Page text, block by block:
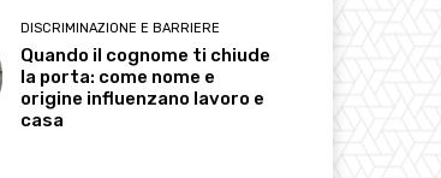
DISCRIMINAZIONE E BARRIERE
Quando il cognome ti chiude
la porta: come nome e
origine influenzano lavoro e
casa